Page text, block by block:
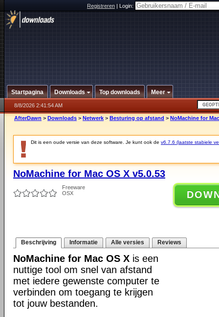
Registreren|Login:
Startpagina Downloads Top downloads Meer
8/8/2026 2:41:54 AM
AfterDawn > Downloads > Netwerk > Besturing op afstand > NoMachine for
Dit is een oude versie van deze software. Je kunt ook de v6.7.6 (laatste stabiele
NoMachine for Mac OS X v5.0.53
Freeware
OSX
Beschrijving Informatie Alle versies Reviews
NoMachine for Mac OS X is een
nuttige tool om snel van afstand
met iedere gewenste computer te
verbinden om toegang te krijgen
tot jouw bestanden.